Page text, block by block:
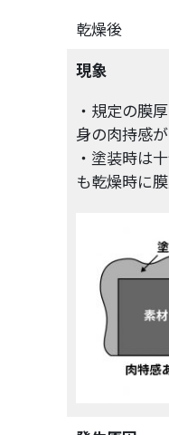
乾燥後
現象
・規定の膜
身の肉持感が
・塗装時は
も乾燥時に